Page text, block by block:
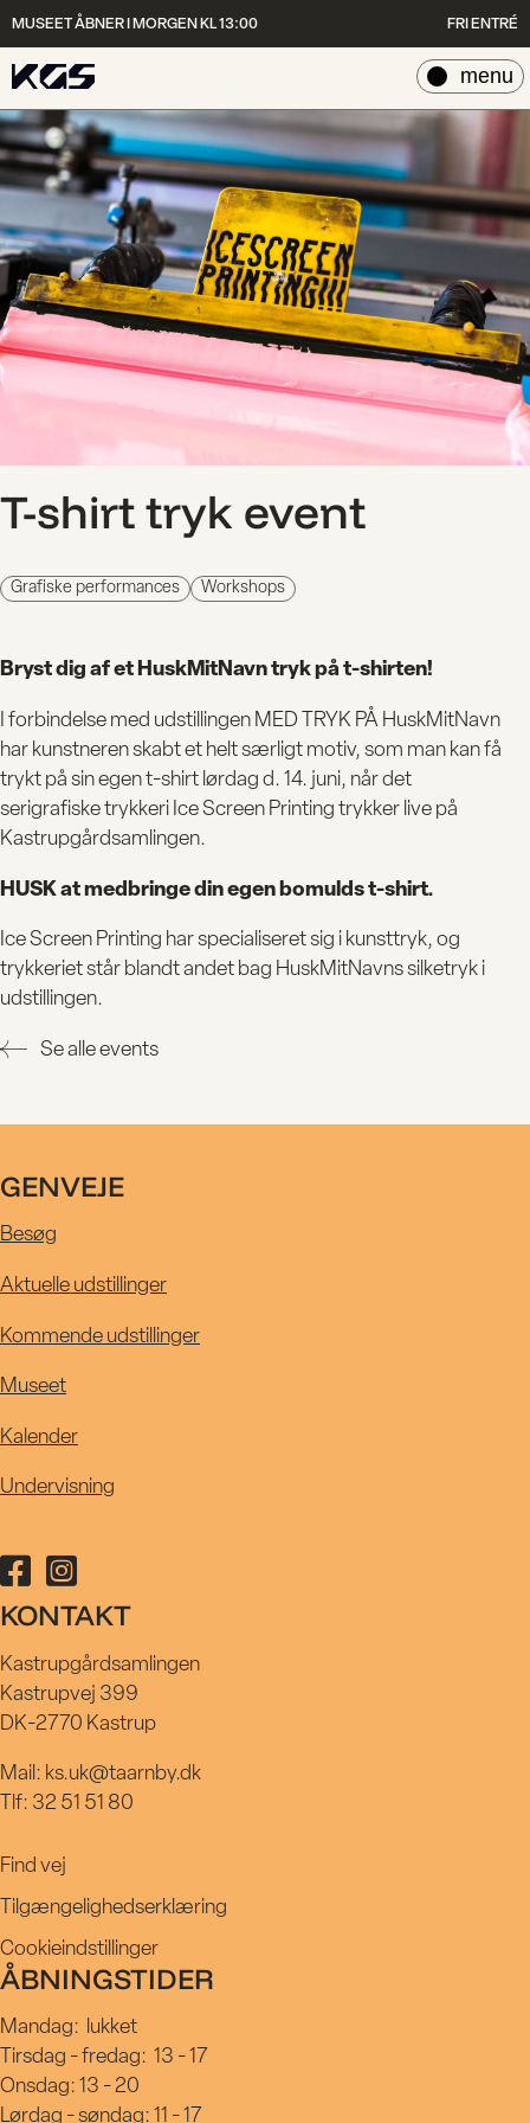
MUSEET ÅBNER I MORGEN KL 13:00 FRI ENTRÉ
luk
menu
BESØG
KALENDE
R
MUSEET
T-shirt tryk event
Grafiske performances Workshops
Bryst dig af et HuskMitNavn tryk på t-shirten!
I forbindelse med udstillingen MED TRYK PÅ HuskMitNavn
har kunstneren skabt et helt særligt motiv, som man kan få
trykt på sin egen t-shirt lørdag d. 14. juni, når det
serigrafiske trykkeri Ice Screen Printing trykker live på
Kastrupgårdsamlingen.
HUSK at medbringe din egen bomulds t-shirt.
Ice Screen Printing har specialiseret sig i kunsttryk, og
trykkeriet står blandt andet bag HuskMitNavns silketryk i
udstillingen.
Se alle events
GENVEJE
Besøg
Aktuelle udstillinger
Kommende udstillinger
Museet
Kalender
Undervisning
Følg Kastrupgårdsamlingen på facebook
Følg Kastrupgårdsamlingen på instagram
KONTAKT
Kastrupgårdsamlingen
Kastrupvej 399
DK-2770 Kastrup
Mail: ks.uk@taarnby.dk
Tlf: 32 51 51 80
Find vej
Tilgængelighedserklæring
Cookieindstillinger
ÅBNINGSTIDER
Mandag:
lukket
Tirsdag - fredag: 13 - 17
Onsdag: 13 - 20
Lørdag - søndag: 11 - 17